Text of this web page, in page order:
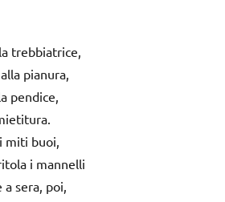
trebbiatrice,
pianura,
pendice,
miti buoi,
i mannelli
a sera, poi,